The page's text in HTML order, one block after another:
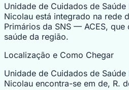
Unidade de Cuidados de
Nicolau está integrado na rede
Primários da SNS — ACES,
saúde da região.
Localização e Como Chegar
Unidade de Cuidados de
Nicolau encontra-se em de, R.